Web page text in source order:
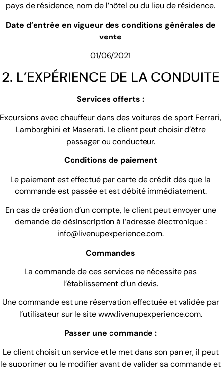
pays de résidence, nom de l’hôtel ou du lieu de résidence.
Date d’entrée en vigueur des conditions générales de
vente
01/06/2021
2. L’EXPÉRIENCE DE LA CONDUITE
Services offerts :
Excursions avec chauffeur dans des voitures de sport Ferrari,
Lamborghini et Maserati. Le client peut choisir d’être
passager ou conducteur.
Conditions de paiement
Le paiement est effectué par carte de crédit dès que la
commande est passée et est débité immédiatement.
En cas de création d’un compte, le client peut envoyer une
demande de désinscription à l’adresse électronique :
info@livenupexperience.com.
Commandes
La commande de ces services ne nécessite pas
l’établissement d’un devis.
Une commande est une réservation effectuée et validée par
l’utilisateur sur le site www.livenupexperience.com.
Passer une commande :
Le client choisit un service et le met dans son panier, il peut
le supprimer ou le modifier avant de valider sa commande et